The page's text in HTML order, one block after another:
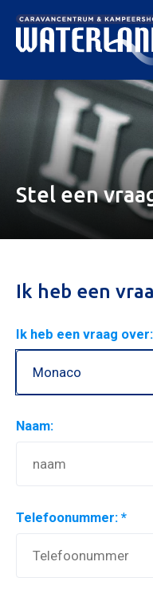
Stel een
Ik heb een
Ik heb een vraag
Naam:
Telefoonummer: *